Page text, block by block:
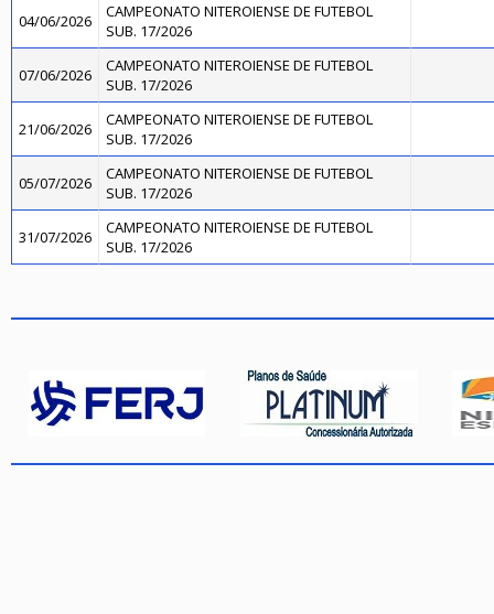
04/06/2026
CAMPEONATO NITEROIENSE DE FUTEBOL
SUB. 17/2026
07/06/2026
CAMPEONATO NITEROIENSE DE FUTEBOL
SUB. 17/2026
21/06/2026
CAMPEONATO NITEROIENSE DE FUTEBOL
SUB. 17/2026
05/07/2026
CAMPEONATO NITEROIENSE DE FUTEBOL
SUB. 17/2026
31/07/2026
CAMPEONATO NITEROIENSE DE FUTEBOL
SUB. 17/2026